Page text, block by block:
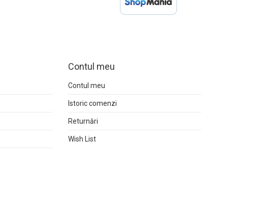
Contul meu
Contul meu
Istoric comenzi
Returnări
Wish List